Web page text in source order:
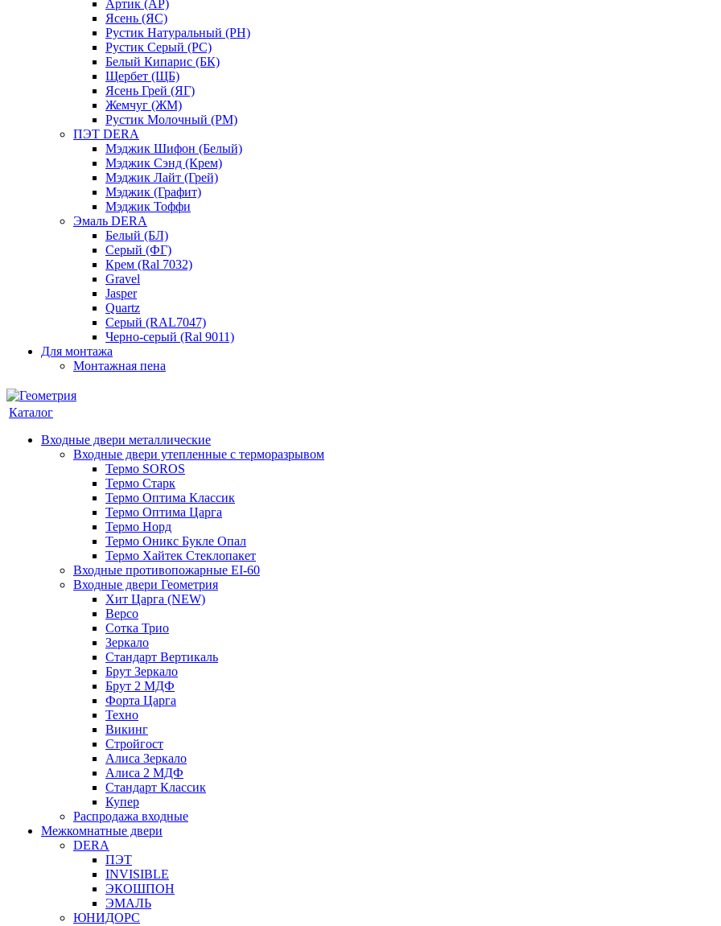
Артик (АР)
Ясень (ЯС)
Рустик Натуральный (РН)
Рустик Серый (РС)
Белый Кипарис (БК)
Щербет (ЩБ)
Ясень Грей (ЯГ)
Жемчуг (ЖМ)
Рустик Молочный (РМ)
ПЭТ DERA
Мэджик Шифон (Белый)
Мэджик Сэнд (Крем)
Мэджик Лайт (Грей)
Мэджик (Графит)
Мэджик Тоффи
Эмаль DERA
Белый (БЛ)
Серый (ФГ)
Крем (Ral 7032)
Gravel
Jasper
Quartz
Серый (RAL7047)
Черно-серый (Ral 9011)
Для монтажа
Монтажная пена
Каталог
Входные двери металлические
Входные двери утепленные с терморазрывом
Термо SOROS
Термо Старк
Термо Оптима Классик
Термо Оптима Царга
Термо Норд
Термо Оникс Букле Опал
Термо Хайтек Стеклопакет
Входные противопожарные EI-60
Входные двери Геометрия
Хит Царга (NEW)
Версо
Сотка Трио
Зеркало
Стандарт Вертикаль
Брут Зеркало
Брут 2 МДФ
Форта Царга
Техно
Викинг
Стройгост
Алиса Зеркало
Алиса 2 МДФ
Стандарт Классик
Купер
Распродажа входные
Межкомнатные двери
DERA
ПЭТ
INVISIBLE
ЭКОШПОН
ЭМАЛЬ
ЮНИДОРС